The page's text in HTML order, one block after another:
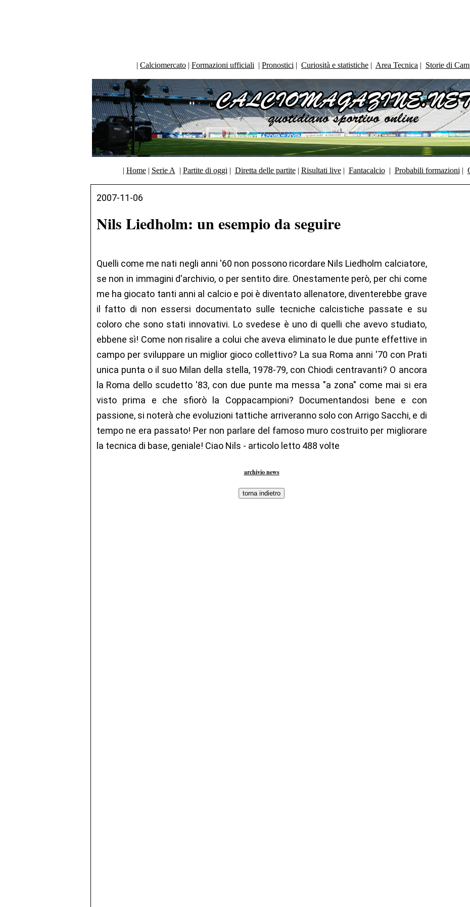
| Calciomercato | Formazioni ufficiali | Pronostici | Curiosità e statistiche | Area Tecnica | Storie di
| Home| Serie A | Partite di oggi | Diretta delle partite| Risultati live| Fantacalcio| Probabili formazioni |
2007-11-06
Nils Liedholm: un esempio da seguire
Quelli come me nati negli anni '60 non possono ricordare Nils Liedholm calciatore,
se non in immagini d'archivio, o per sentito dire. Onestamente però, per chi come
me ha giocato tanti anni al calcio e poi è diventato allenatore, diventerebbe grave
il fatto di non essersi documentato sulle tecniche calcistiche passate e su
coloro che sono stati innovativi. Lo svedese è uno di quelli che avevo studiato,
ebbene sì! Come non risalire a colui che aveva eliminato le due punte effettive in
campo per sviluppare un miglior gioco collettivo? La sua Roma anni '70 con Prati
unica punta o il suo Milan della stella, 1978-79, con Chiodi centravanti? O ancora
la Roma dello scudetto '83, con due punte ma messa "a zona" come mai si era
visto prima e che sfiorò la Coppacampioni? Documentandosi bene e con
passione, si noterà che evoluzioni tattiche arriveranno solo con Arrigo Sacchi, e di
tempo ne era passato! Per non parlare del famoso muro costruito per migliorare
la tecnica di base, geniale! Ciao Nils - articolo letto 488 volte
archivio news